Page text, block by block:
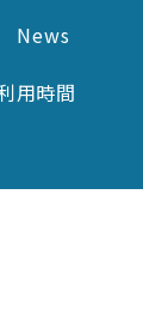
News
用時間